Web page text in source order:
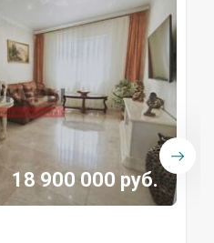
18 900 000 руб.